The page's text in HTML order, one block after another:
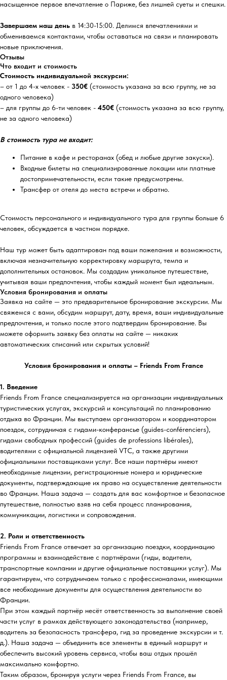
насыщенное первое впечатление о Париже, без лишней суеты и спешки.
Завершаем наш день в 14:30-15:00. Делимся впечатлениями и
обмениваемся контактами, чтобы оставаться на связи и планировать
новые приключения.
Отзывы
Что входит и стоимость
Стоимость индивидуальной экскурсии:
– от 1 до 4-х человек - 350€ (стоимость указана за всю группу, не за
одного человека)
– для группы до 6-ти человек - 450€ (стоимость указана за всю группу,
не за одного человека)
В стоимость тура не входит:
Питание в кафе и ресторанах (обед и любые другие закуски).
Входные билеты на специализированные локации или платные
достопримечательности, если такие предусмотрены.
Трансфер от отеля до места встречи и обратно.
Стоимость персонального и индивидуального тура для группы больше 6
человек, обсуждается в частном порядке.
Наш тур может быть адаптирован под ваши пожелания и возможности,
включая незначительную корректировку маршрута, темпа и
дополнительных остановок. Мы создадим уникальное путешествие,
учитывая ваши предпочтения, чтобы каждый момент был идеальным.
Условия бронирования и оплаты
Заявка на сайте — это предварительное бронирование экскурсии. Мы
свяжемся с вами, обсудим маршрут, дату, время, ваши индивидуальные
предпочтения, и только после этого подтвердим бронирование. Вы
можете оформить заявку без оплаты на сайте — никаких
автоматических списаний или скрытых условий!
Условия бронирования и оплаты – Friends From France
1. Введение
Friends From France специализируется на организации индивидуальных
туристических услугах, экскурсий и консультаций по планированию
отдыха во Франции. Мы выступаем организатором и координатором
поездок, сотрудничая с гидами-конферансье (guides-conférenciers),
гидами свободных профессий (guides de professions libérales),
водителями с официальной лицензией VTC, а также другими
официальными поставщиками услуг. Все наши партнёры имеют
необходимые лицензии, регистрационные номера и юридические
документы, подтверждающие их право на осуществление деятельности
во Франции. Наша задача — создать для вас комфортное и безопасное
путешествие, полностью взяв на себя процесс планирования,
коммуникации, логистики и сопровождения.
2. Роли и ответственность
Friends From France отвечает за организацию поездки, координацию
программы и взаимодействие с партнёрами (гиды, водители,
транспортные компании и другие официальные поставщики услуг). Мы
гарантируем, что сотрудничаем только с профессионалами, имеющими
все необходимые документы для осуществления деятельности во
Франции.
При этом каждый партнёр несёт ответственность за выполнение своей
части услуг в рамках действующего законодательства (например,
водитель за безопасность трансфера, гид за проведение экскурсии и т.
д.). Наша задача — объединить все элементы в единый маршрут и
обеспечить высокий уровень сервиса, чтобы ваш отдых прошёл
максимально комфортно.
Таким образом, бронируя услуги через Friends From France, вы